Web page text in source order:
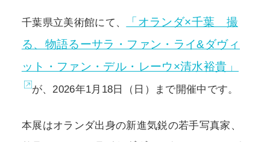
千葉県立美術館にて、
「オランダ×千葉 撮
る、物語るーサラ・ファン・ライ&ダヴィ
ット・ファン・デル・レーウ×清水裕貴」
が、2026年1月18日（日）まで開催中です。
本展はオランダ出身の新進気鋭の若手写真家、